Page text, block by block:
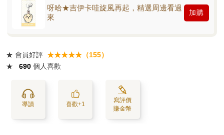
呀哈★吉伊卡哇旋風再起，精選周邊看過
來
加購
★ 會員好評 ★★★★★（155）
★
690 個人喜歡
導讀 喜歡+1
寫評價
賺金幣